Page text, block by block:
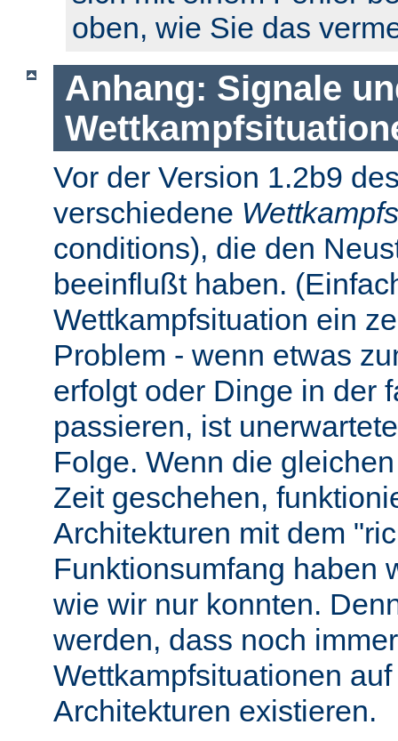
oben, wie Sie das
Anhang: Signale
Vor der Version 1.2b9
verschiedene
conditions), die den
beeinflußt haben.
Wettkampfsituation ein
Problem - wenn etwas
erfolgt oder Dinge in der
passieren, ist
Folge. Wenn die
Zeit geschehen,
Architekturen mit dem
Funktionsumfang haben
wie wir nur konnten.
werden, dass noch immer
Wettkampfsituationen
Architekturen existieren.